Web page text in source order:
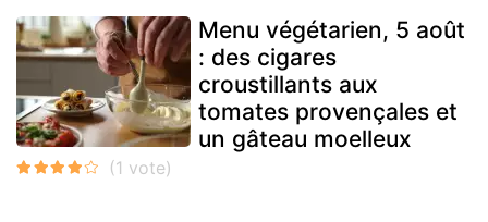
Menu végétarien, 5 août
: des cigares
croustillants aux
tomates provençales et
un gâteau moelleux